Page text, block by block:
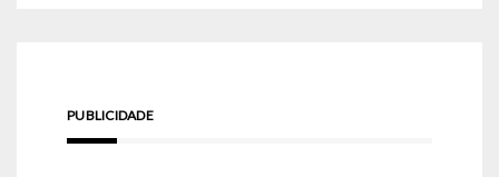
PUBLICIDADE